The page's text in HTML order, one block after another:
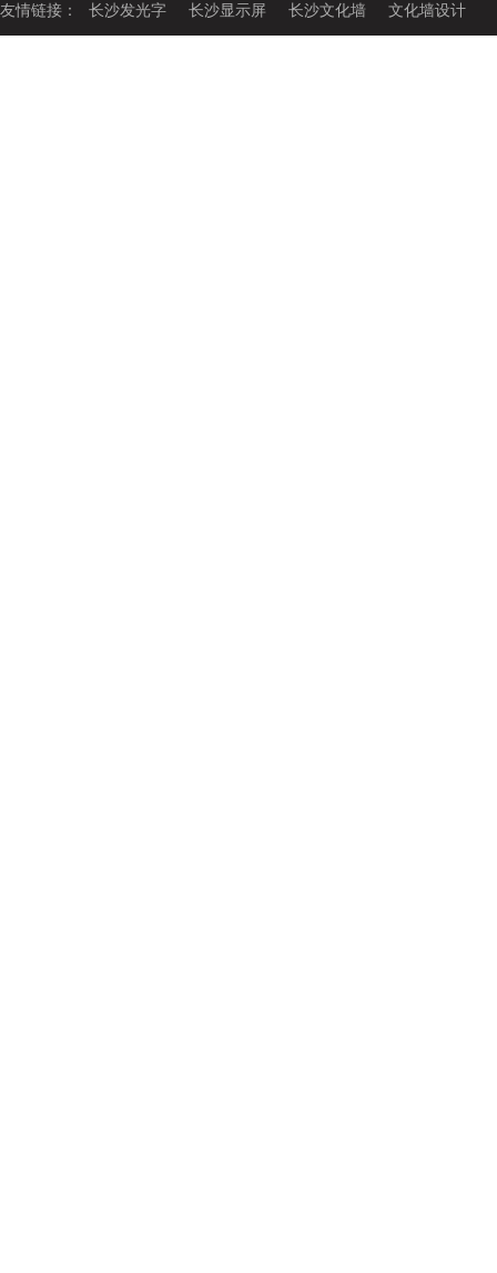
友情链接： 长沙发光字 长沙显示屏 长沙文化墙 文化墙设计